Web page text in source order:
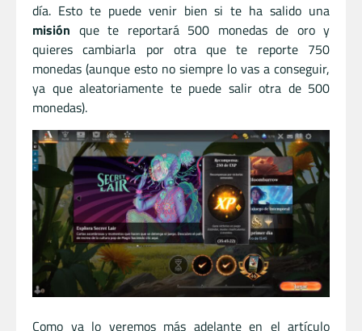
día. Esto te puede venir bien si te ha salido una
misión que te reportará 500 monedas de oro y
quieres cambiarla por otra que te reporte 750
monedas (aunque esto no siempre lo vas a conseguir,
ya que aleatoriamente te puede salir otra de 500
monedas).
Como ya lo veremos más adelante en el artículo